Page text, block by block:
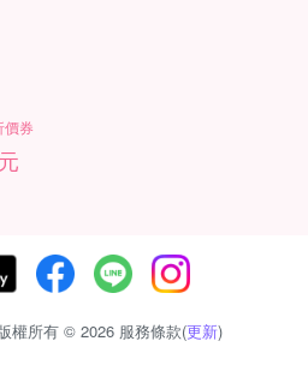
價券
權所有 © 2026 服務條款(更新)